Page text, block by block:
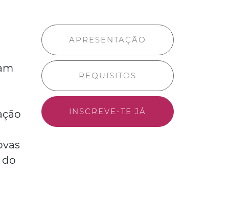
do
APRESENTAÇÃO
REQUISITOS
INSCREVE-TE JÁ